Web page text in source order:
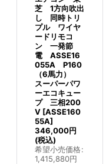
芝 1方向吹出
し 同時トリ
プル ワイヤ
ードリモコ
ン 一発節
電 ASSE16
055A P160
（6馬力）
スーパーパワ
ーエコキュー
プ 三相200
V [ASSE160
55A]
346,000円
(税込)
希望小売価格:
1,415,880円